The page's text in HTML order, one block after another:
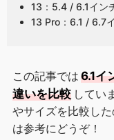
13：5.4 / 6.1イン
13 Pro：6.1 / 6.7
この記事では 6.1イ
違いを比較 してい
やサイズを比較し
は参考にどうぞ！